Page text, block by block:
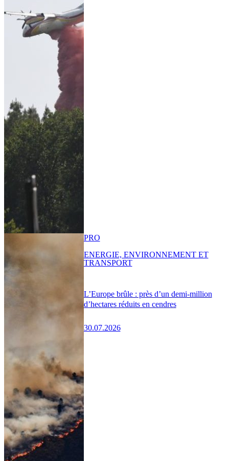
L’Europe brûle : près d’un demi-million
d’hectares réduits en cendres
30.07.2026
PRO
ENERGIE, ENVIRONNEMENT ET
TRANSPORT